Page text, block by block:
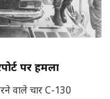
पर हमला
वाले चार C-130